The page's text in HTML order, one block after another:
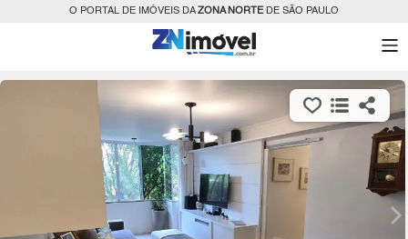
O PORTAL DE IMÓVEIS DAZONA NORTEDE SÃO PAULO